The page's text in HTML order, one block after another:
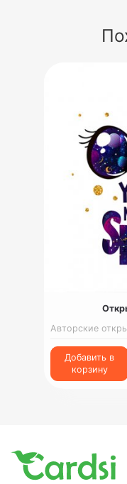
Авторские
Добавить в
корзину